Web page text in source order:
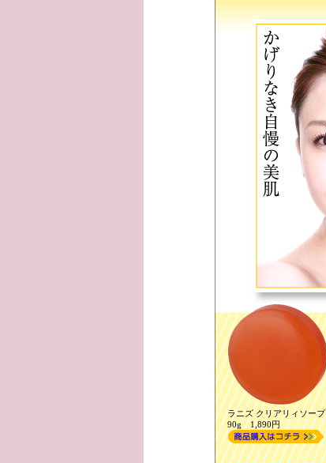
ラニズ クリアリィソープ
90g 1,890円